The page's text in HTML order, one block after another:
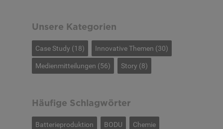
Unsere Kategorien
Case Study (18) Innovative Themen (30)
Medienmitteilungen (56) Story (8)
Häufige Schlagwörter
Batterieproduktion BODU Chemie